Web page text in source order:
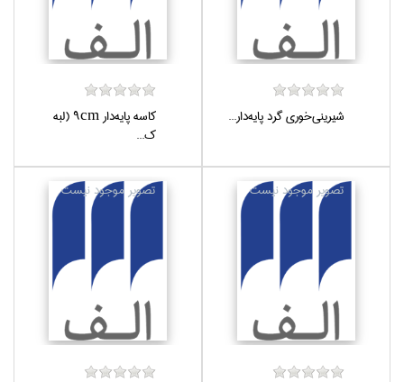
شيريني‌خوري گرد پايه‌دار...
كاسه پايه‌‌دار 9cm (لبه
ك...